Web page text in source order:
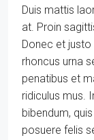
Duis mattis
at. Proin
Donec et
rhoncus urna
penatibus et
ridiculus mus.
bibendum,
posuere felis